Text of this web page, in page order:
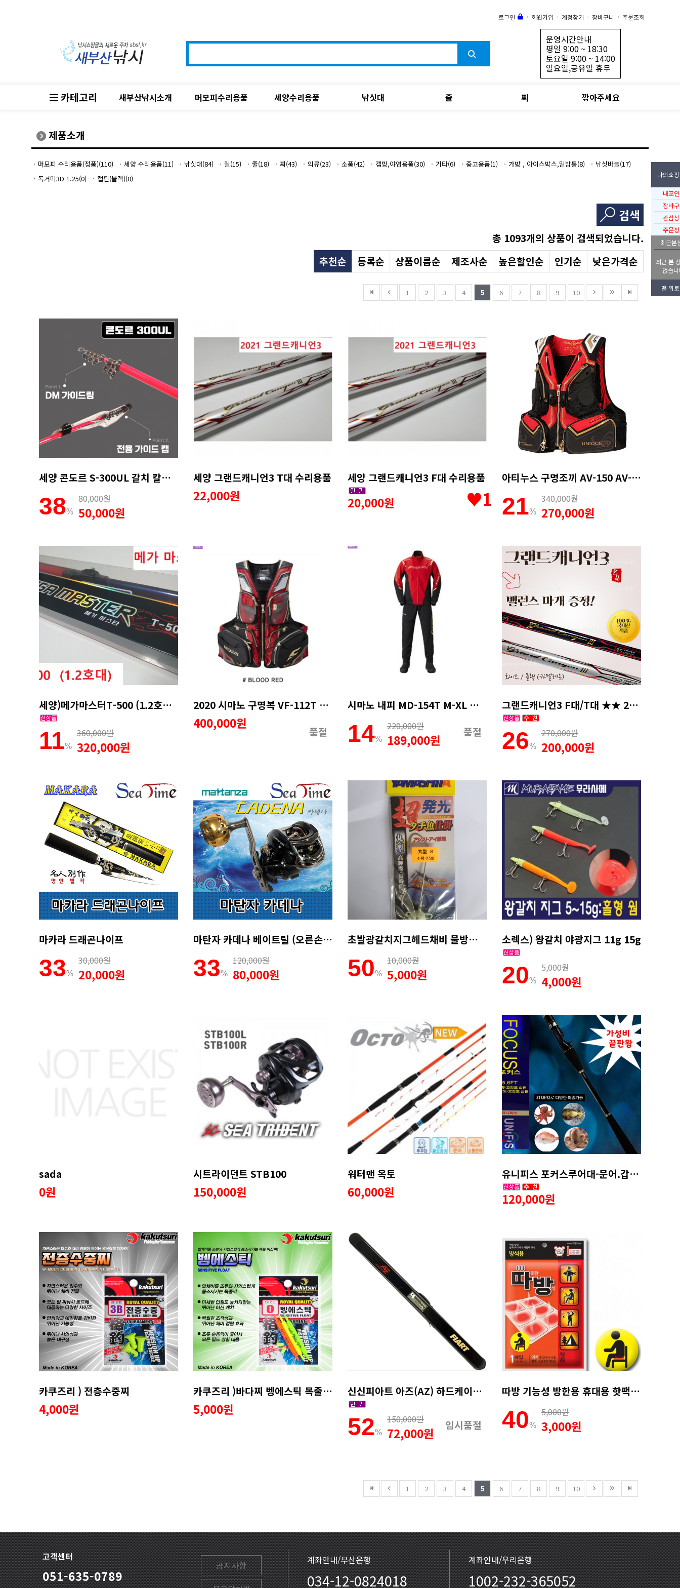
나의쇼
내포
장바
관심
주문
최근본
최근 본
없습
맨 위
로그인 회원가입 계정찾기 장바구니 주문조회
운영시간안내
평일 9:00 ~ 18:30
토요일 9:00 ~ 14:00
일요일,공유일 휴무
카테고리 새부산낚시소개 머모피수리용품 세양수리용품 낚싯대 줄 찌 깎아주세요
제품소개
머모피 수리용품(정품)(110) 세양 수리용품(11) 낚싯대(84) 릴(15) 줄(18) 찌(43) 의류(23) 소품(42) 캠핑,야영용품(30) 기타(6) 중고용품(1) 가방 , 아이스박스,밑밥통(8)
낚싯바늘(17)
독거미3D 1.25(0)
캡틴(블랙)(0)
검색
총 1093개의 상품이 검색되었습니다.
추천순
등록순 상품이름순 제조사순 높은할인순 인기순 낮은가격순
1 2 3 4 5 6 7 8 9 10
세양 콘도르 S-300UL 갈치 칼치 볼락 호레기 호래기 낚시대
38%
80,000원
50,000원
세양 그랜드캐니언3 T대 수리용품
22,000원
세양 그랜드캐니언3 F대 수리용품
20,000원 ♥1
아티누스 구명조끼 AV-150 AV-152 구명복 (블랙 / 레드)
21%
340,000원
270,000원
세양)메가마스터T-500 (1.2호대)＋밸런스마개증정
11%
360,000원
320,000원
2020 시마노 구명복 VF-112T 플로팅조끼 파이어블러드구명조끼
품절
400,000원
시마노 내피 MD-154T M-XL 져지 리미티드프로 파이어블러드
14%
품절
220,000원
189,000원
그랜드캐니언3 F대/T대 ★★ 20주년 할인 이벤트 ★★
26%
270,000원
200,000원
마카라 드래곤나이프
33%
30,000원
20,000원
마탄자 카데나 베이트릴 (오른손전용)
33%
120,000원
80,000원
초발광갈치지그헤드채비 물방울형 원형 지깅텐야 (4호 15g) S사이즈
50%
10,000원
5,000원
소렉스) 왕갈치 야광지그 11g 15g
20%
5,000원
4,000원
sada
0원
시트라이던트 STB100
150,000원
워터맨 옥토
60,000원
유니피스 포커스루어대-문어.갑오징어 .쭈꾸미.무늬오징어
120,000원
카쿠즈리 ) 전층수중찌
4,000원
카쿠즈리 )바다찌 벵에스틱 목줄 어신찌
5,000원
신신피아트 아즈(AZ) 하드케이스 [BH-135L]
52%
임시품절
150,000원
72,000원
따방 기능성 방한용 휴대용 핫팩 캠핑 낚시 등산 스키 (6셀,방석용)
40%
5,000원
3,000원
1 2 3 4 5 6 7 8 9 10
고객센터
051-635-0789
공지사항
계좌안내/부산은행
034-12-0824018
계좌안내/우리은행
1002-232-365052